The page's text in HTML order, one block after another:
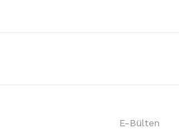
E-Bülten